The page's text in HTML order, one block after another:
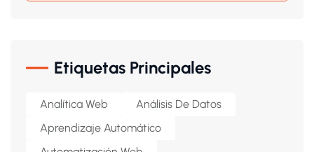
Etiquetas Principales
Analítica Web
Análisis De Datos
Aprendizaje Automático